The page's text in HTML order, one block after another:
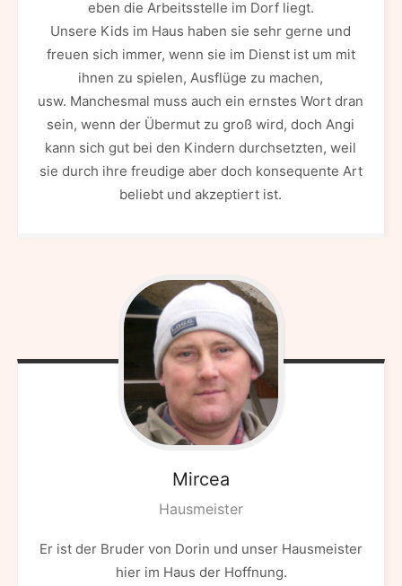
eben die Arbeitsstelle im Dorf liegt.
Unsere Kids im Haus haben sie sehr gerne und
freuen sich immer, wenn sie im Dienst ist um mit
ihnen zu spielen, Ausflüge zu machen,
usw. Manchesmal muss auch ein ernstes Wort dran
sein, wenn der Übermut zu groß wird, doch Angi
kann sich gut bei den Kindern durchsetzten, weil
sie durch ihre freudige aber doch konsequente Art
beliebt und akzeptiert ist.
Mircea
Hausmeister
Er ist der Bruder von Dorin und unser Hausmeister
hier im Haus der Hoffnung.